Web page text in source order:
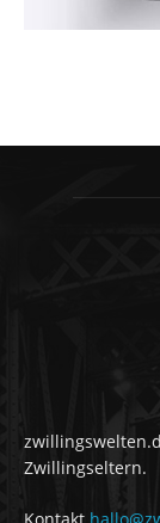
Zwillingseltern.